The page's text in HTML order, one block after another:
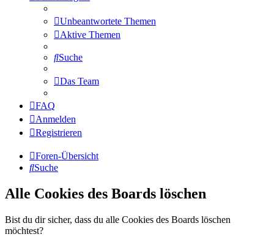
Unbeantwortete Themen
Aktive Themen
Suche
Das Team
FAQ
Anmelden
Registrieren
Foren-Übersicht
Suche
Alle Cookies des Boards löschen
Bist du dir sicher, dass du alle Cookies des Boards löschen
möchtest?